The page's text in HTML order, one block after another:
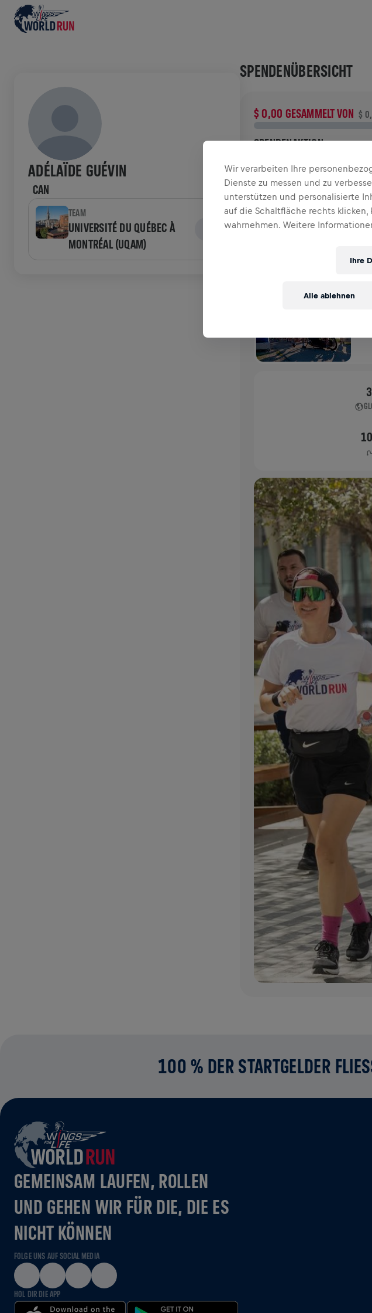
ADÉLAÏDE GUÉVIN
CAN
TEAM
UNIVERSITÉ DU QUÉBEC À
MONTRÉAL (UQAM)
SPENDENÜBERSICHT
$ 0,00 GESAMMELT VON $
SPENDENAKTION
Deine Spende macht den
die Rückenmarksforschung.
VERGANGENE
100 % DER STARTGELDER
GEMEINSAM LAUFEN, ROLLEN
UND GEHEN WIR FÜR DIE, DIE ES
NICHT KÖNNEN
FOLGE UNS AUF SOCIAL MEDIA
HOL DIR DIE APP
Wir verarbeiten Ihre
Dienste zu messen und zu
unterstützen und personalisierte
auf die Schaltfläche rechts
wahrnehmen. Weitere
Ihre
Alle ablehnen